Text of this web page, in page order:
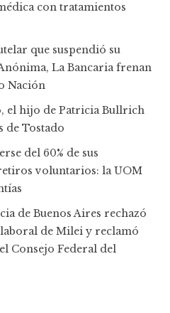
con tratamientos
que suspendió su
La Bancaria frenan
Nación
el hijo de Patricia Bullrich
de Tostado
del 60% de sus
voluntarios: la UOM
de Buenos Aires rechazó
de Milei y reclamó
Consejo Federal del